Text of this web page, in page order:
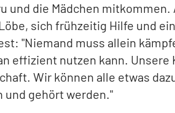
und die Mädchen mitkommen.
sich frühzeitig Hilfe und
"Niemand muss allein
effizient nutzen kann. Unsere
Wir können alle etwas
und gehört werden."